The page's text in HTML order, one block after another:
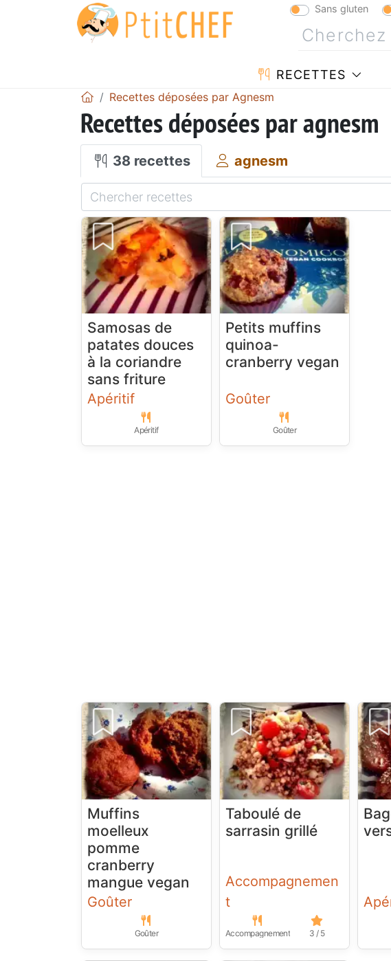
Sans gluten
RECETTES
Recettes déposées par Agnesm
Recettes déposées par agnesm
38 recettes agnesm
Samosas de
patates douces
à la coriandre
sans friture
Apéritif
Apéritif
Petits muffins
quinoa-
cranberry vegan
Goûter
Goûter
Muffins
moelleux
pomme
cranberry
mangue vegan
Goûter
Goûter
Taboulé de
sarrasin grillé
Accompagnemen
t
Accompagnement 3 / 5